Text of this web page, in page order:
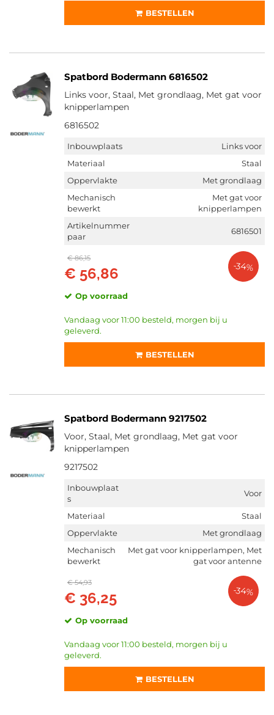
BESTELLEN
Spatbord Bodermann 6816502
Links voor, Staal, Met grondlaag, Met gat voor
knipperlampen
6816502
Inbouwplaats
Links voor
Materiaal
Staal
Oppervlakte
Met grondlaag
Mechanisch
bewerkt
Met gat voor
knipperlampen
Artikelnummer
paar
6816501
€ 86,15
€ 56,86 -34%
Op voorraad
Vandaag voor 11:00 besteld, morgen bij u
geleverd.
BESTELLEN
Spatbord Bodermann 9217502
Voor, Staal, Met grondlaag, Met gat voor
knipperlampen
9217502
Inbouwplaat
s
Voor
Materiaal
Staal
Oppervlakte
Met grondlaag
Mechanisch
bewerkt
Met gat voor knipperlampen, Met
gat voor antenne
€ 54,93
€ 36,25 -34%
Op voorraad
Vandaag voor 11:00 besteld, morgen bij u
geleverd.
BESTELLEN